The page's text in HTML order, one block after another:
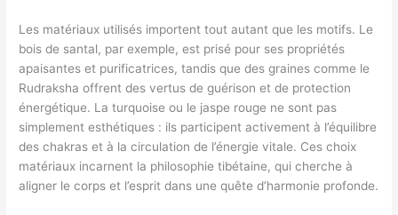
Les matériaux utilisés importent tout autant que les motifs. Le
bois de santal, par exemple, est prisé pour ses propriétés
apaisantes et purificatrices, tandis que des graines comme le
Rudraksha offrent des vertus de guérison et de protection
énergétique. La turquoise ou le jaspe rouge ne sont pas
simplement esthétiques : ils participent activement à l’équilibre
des chakras et à la circulation de l’énergie vitale. Ces choix
matériaux incarnent la philosophie tibétaine, qui cherche à
aligner le corps et l’esprit dans une quête d’harmonie profonde.